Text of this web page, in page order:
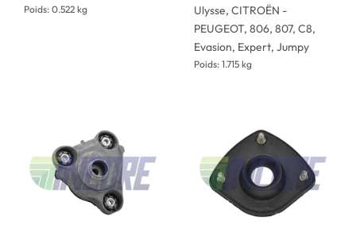
Poids: 0.522 kg
Ulysse, CITROËN -
PEUGEOT, 806, 807, C8,
Evasion, Expert, Jumpy
Poids: 1.715 kg